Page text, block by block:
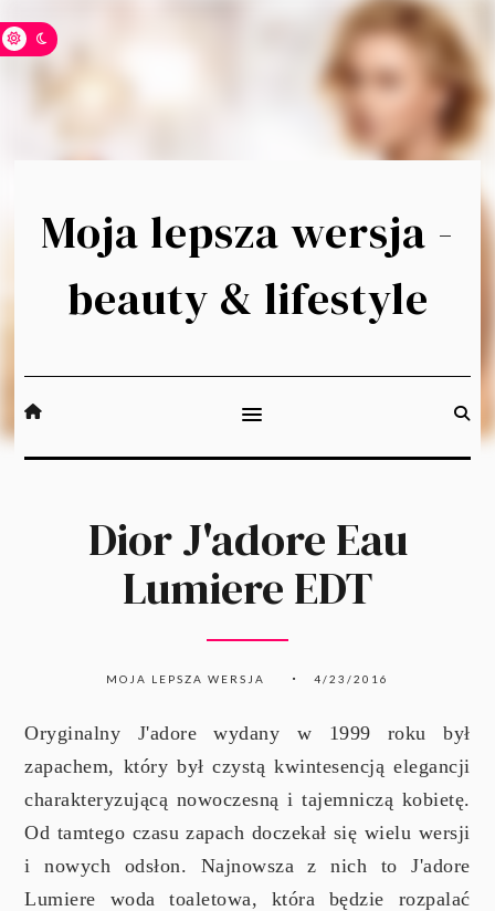
Moja lepsza wersja -
beauty & lifestyle
Dior J'adore Eau
Lumiere EDT
MOJA LEPSZA WERSJA 4/23/2016
Oryginalny J'adore wydany w 1999 roku był
zapachem, który był czystą kwintesencją elegancji
charakteryzującą nowoczesną i tajemniczą kobietę.
Od tamtego czasu zapach doczekał się wielu wersji
i nowych odsłon. Najnowsza z nich to J'adore
Lumiere woda toaletowa, która będzie rozpalać